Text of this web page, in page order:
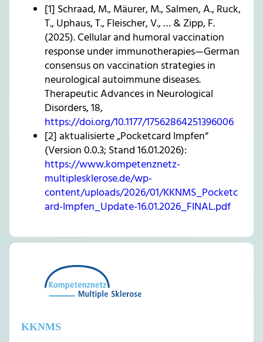
[1] Schraad, M., Mäurer, M., Salmen, A., Ruck,
T., Uphaus, T., Fleischer, V., … & Zipp, F.
(2025). Cellular and humoral vaccination
response under immunotherapies—German
consensus on vaccination strategies in
neurological autoimmune diseases.
Therapeutic Advances in Neurological
Disorders, 18,
https://doi.org/10.1177/17562864251396006
[2] aktualisierte „Pocketcard Impfen“
(Version 0.0.3; Stand 16.01.2026):
https://www.kompetenznetz-
multiplesklerose.de/wp-
content/uploads/2026/01/KKNMS_Pocketc
ard-Impfen_Update-16.01.2026_FINAL.pdf
KKNMS